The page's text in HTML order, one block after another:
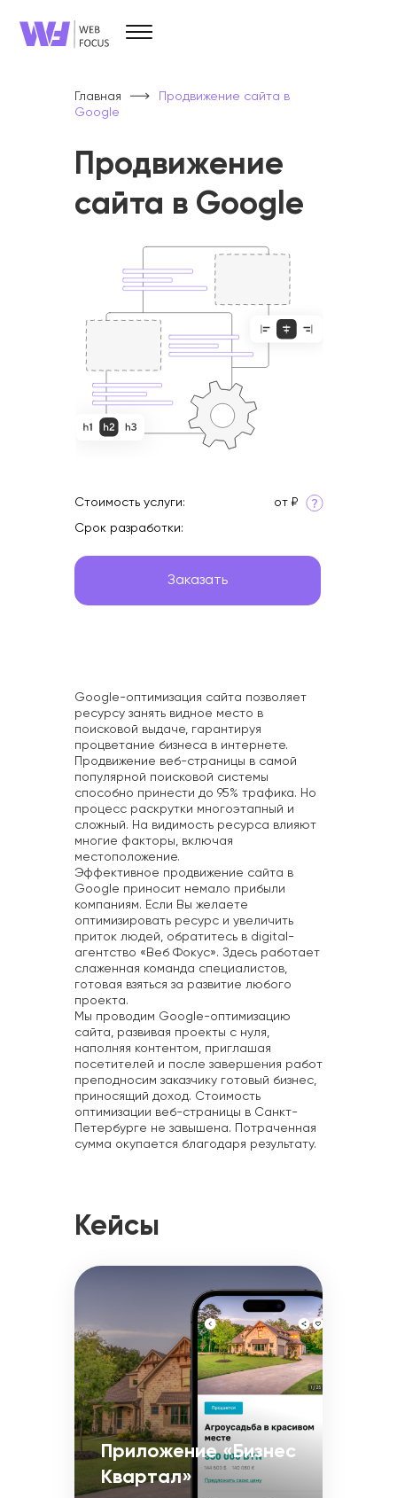
О компании
Вопрос/ответ
Интересное
Услуги
Разработка сайтов
Прочие услуги
Главная
Продвижение сайта в
Google
Продвижение
сайта в Google
Стоимость услуги: от ₽
Срок разработки:
Заказать
Google-оптимизация сайта позволяет
ресурсу занять видное место в
поисковой выдаче, гарантируя
процветание бизнеса в интернете.
Продвижение веб-страницы в самой
популярной поисковой системы
способно принести до 95% трафика. Но
процесс раскрутки многоэтапный и
сложный. На видимость ресурса влияют
многие факторы, включая
местоположение.
Эффективное продвижение сайта в
Google приносит немало прибыли
компаниям. Если Вы желаете
оптимизировать ресурс и увеличить
приток людей, обратитесь в digital-
агентство «Веб Фокус». Здесь работает
слаженная команда специалистов,
готовая взяться за развитие любого
проекта.
Мы проводим Google-оптимизацию
сайта, развивая проекты с нуля,
наполняя контентом, приглашая
посетителей и после завершения работ
преподносим заказчику готовый бизнес,
приносящий доход. Стоимость
оптимизации веб-страницы в Санкт-
Петербурге не завышена. Потраченная
сумма окупается благодаря результату.
Кейсы
Приложение «Бизнес
Квартал»